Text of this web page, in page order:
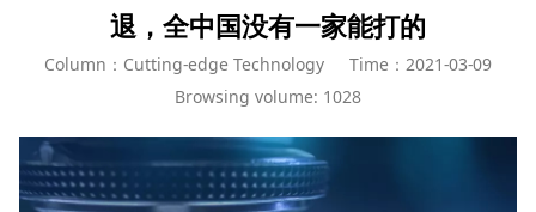
退，全中国没有一家能打的
Column：Cutting-edge Technology
Time：2021-03-09
Browsing volume: 1028